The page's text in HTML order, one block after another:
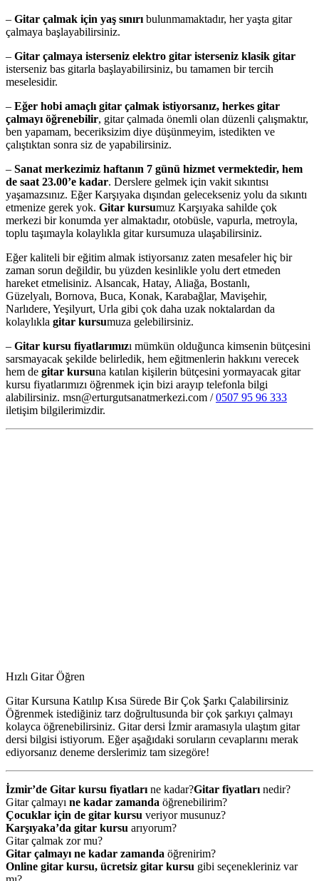
– Gitar çalmak için yaş sınırı bulunmamaktadır, her yaşta gitar
çalmaya başlayabilirsiniz.
– Gitar çalmaya isterseniz elektro gitar isterseniz klasik gitar
isterseniz bas gitarla başlayabilirsiniz, bu tamamen bir tercih
meselesidir.
– Eğer hobi amaçlı gitar çalmak istiyorsanız, herkes gitar
çalmayı öğrenebilir, gitar çalmada önemli olan düzenli çalışmaktır,
ben yapamam, beceriksizim diye düşünmeyim, istedikten ve
çalıştıktan sonra siz de yapabilirsiniz.
– Sanat merkezimiz haftanın 7 günü hizmet vermektedir, hem
de saat 23.00’e kadar. Derslere gelmek için vakit sıkıntısı
yaşamazsınız. Eğer Karşıyaka dışından gelecekseniz yolu da sıkıntı
etmenize gerek yok. Gitar kursumuz Karşıyaka sahilde çok
merkezi bir konumda yer almaktadır, otobüsle, vapurla, metroyla,
toplu taşımayla kolaylıkla gitar kursumuza ulaşabilirsiniz.
Eğer kaliteli bir eğitim almak istiyorsanız zaten mesafeler hiç bir
zaman sorun değildir, bu yüzden kesinlikle yolu dert etmeden
hareket etmelisiniz. Alsancak, Hatay, Aliağa, Bostanlı,
Güzelyalı, Bornova, Buca, Konak, Karabağlar, Mavişehir,
Narlıdere, Yeşilyurt, Urla gibi çok daha uzak noktalardan da
kolaylıkla gitar kursumuza gelebilirsiniz.
– Gitar kursu fiyatlarımızı mümkün olduğunca kimsenin bütçesini
sarsmayacak şekilde belirledik, hem eğitmenlerin hakkını verecek
hem de gitar kursuna katılan kişilerin bütçesini yormayacak gitar
kursu fiyatlarımızı öğrenmek için bizi arayıp telefonla bilgi
alabilirsiniz. msn@erturgutsanatmerkezi.com /0507 95 96 333
iletişim bilgilerimizdir.
Hızlı Gitar Öğren
Gitar Kursuna Katılıp Kısa Sürede Bir Çok Şarkı Çalabilirsiniz
Öğrenmek istediğiniz tarz doğrultusunda bir çok şarkıyı çalmayı
kolayca öğrenebilirsiniz. Gitar dersi İzmir aramasıyla ulaştım gitar
dersi bilgisi istiyorum. Eğer aşağıdaki soruların cevaplarını merak
ediyorsanız deneme derslerimiz tam sizegöre!
İzmir’de Gitar kursu fiyatları ne kadar?Gitar fiyatları nedir?
Gitar çalmayı ne kadar zamanda öğrenebilirim?
Çocuklar için de gitar kursu veriyor musunuz?
Karşıyaka’da gitar kursu arıyorum?
Gitar çalmak zor mu?
Gitar çalmayı ne kadar zamanda öğrenirim?
Online gitar kursu, ücretsiz gitar kursu gibi seçenekleriniz var